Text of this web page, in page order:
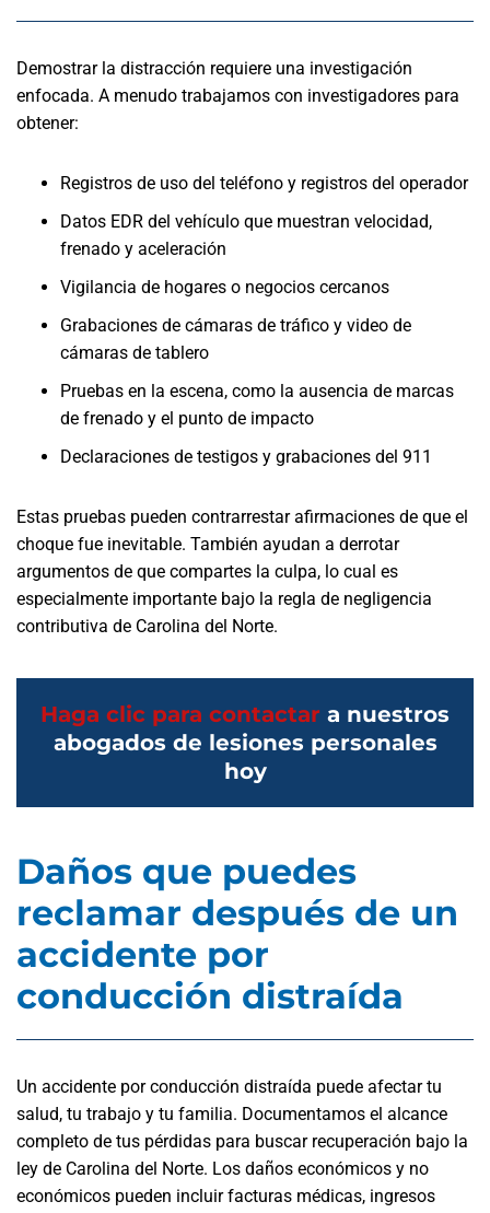
Demostrar la distracción requiere una investigación
enfocada. A menudo trabajamos con investigadores para
obtener:
Registros de uso del teléfono y registros del operador
Datos EDR del vehículo que muestran velocidad,
frenado y aceleración
Vigilancia de hogares o negocios cercanos
Grabaciones de cámaras de tráfico y video de
cámaras de tablero
Pruebas en la escena, como la ausencia de marcas
de frenado y el punto de impacto
Declaraciones de testigos y grabaciones del 911
Estas pruebas pueden contrarrestar afirmaciones de que el
choque fue inevitable. También ayudan a derrotar
argumentos de que compartes la culpa, lo cual es
especialmente importante bajo la regla de negligencia
contributiva de Carolina del Norte.
Haga clic para contactar a nuestros
abogados de lesiones personales
hoy
Daños que puedes
reclamar después de un
accidente por
conducción distraída
Un accidente por conducción distraída puede afectar tu
salud, tu trabajo y tu familia. Documentamos el alcance
completo de tus pérdidas para buscar recuperación bajo la
ley de Carolina del Norte. Los daños económicos y no
económicos pueden incluir facturas médicas, ingresos